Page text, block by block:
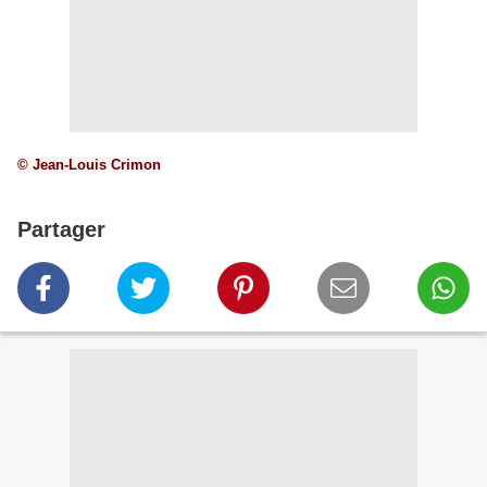
© Jean-Louis Crimon
Partager